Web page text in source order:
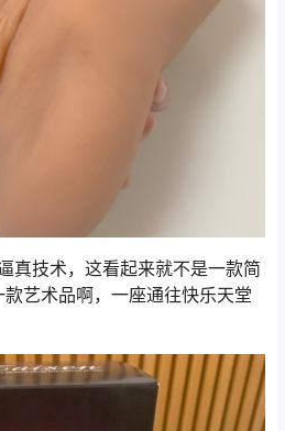
真技术，这看起来就不是一款简
艺术品啊，一座通往快乐天堂